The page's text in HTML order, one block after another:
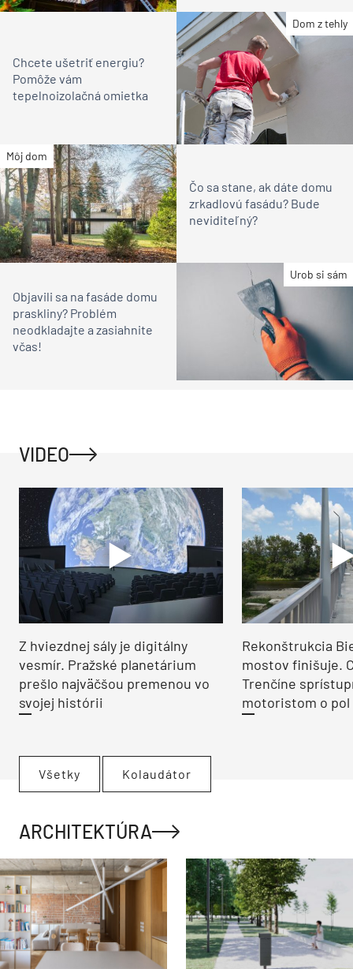
Dom z tehly
Chcete ušetriť energiu?
Pomôže vám
tepelnoizolačná omietka
Môj dom
Čo sa stane, ak dáte domu
zrkadlovú fasádu? Bude
neviditeľný?
Urob si sám
Objavili sa na fasáde domu
praskliny? Problém
neodkladajte a zasiahnite
včas!
VIDEO
Z hviezdnej sály je digitálny
vesmír. Pražské planetárium
prešlo najväčšou premenou vo
svojej histórii
Rekonštrukcia
mostov finišuje.
Trenčíne
motoristom o pol
Všetky Kolaudátor
ARCHITEKTÚRA